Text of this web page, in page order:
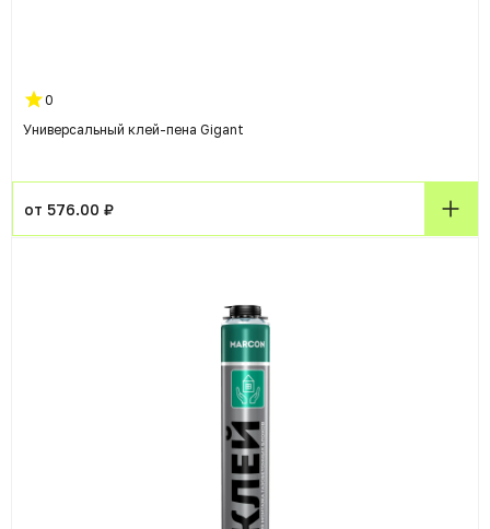
0
Универсальный клей-пена Gigant
от 576.00 ₽